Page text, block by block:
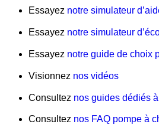
Essayez notre simulateur
Essayez notre simulateur
Essayez notre guide de choix
Visionnez nos vidéos
Consultez nos guides dédiés
Consultez nos FAQ pompe à